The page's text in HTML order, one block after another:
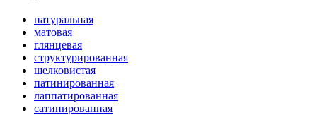
натуральная
матовая
глянцевая
структурированная
шелковистая
патинированная
лаппатированная
сатинированная